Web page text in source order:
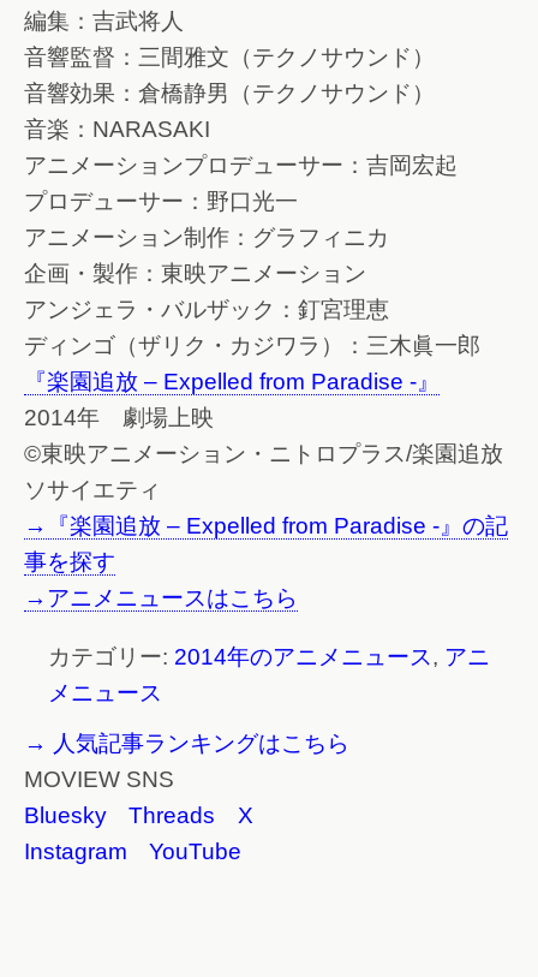
編集：吉武将人
音響監督：三間雅文（テクノサウンド）
音響効果：倉橋静男（テクノサウンド）
音楽：NARASAKI
アニメーションプロデューサー：吉岡宏起
プロデューサー：野口光一
アニメーション制作：グラフィニカ
企画・製作：東映アニメーション
アンジェラ・バルザック：釘宮理恵
ディンゴ（ザリク・カジワラ）：三木眞一郎
『楽園追放 – Expelled from Paradise -』
2014年 劇場上映
©東映アニメーション・ニトロプラス/楽園追放
ソサイエティ
→『楽園追放 – Expelled from Paradise -』の記
事を探す
→アニメニュースはこちら
カテゴリー: 2014年のアニメニュース, アニ
メニュース
→ 人気記事ランキングはこちら
MOVIEW SNS
Bluesky
Threads
X
Instagram
YouTube